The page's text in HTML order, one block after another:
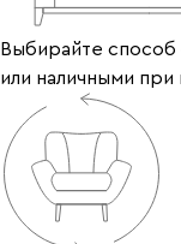
Выбирайте способ
или наличными при